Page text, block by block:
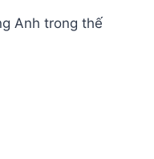
Anh trong thế